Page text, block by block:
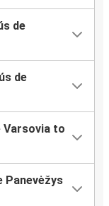
de
de
Varsovia to
Panevėžys